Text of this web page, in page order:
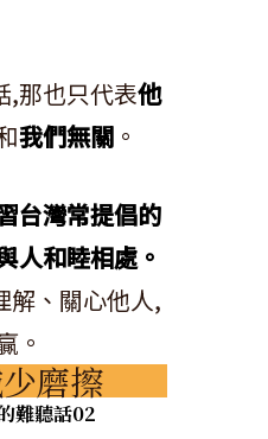
,那也只代表他
我們無關。
台灣常提倡的
人和睦相處。
解、關心他人,
。
磨擦